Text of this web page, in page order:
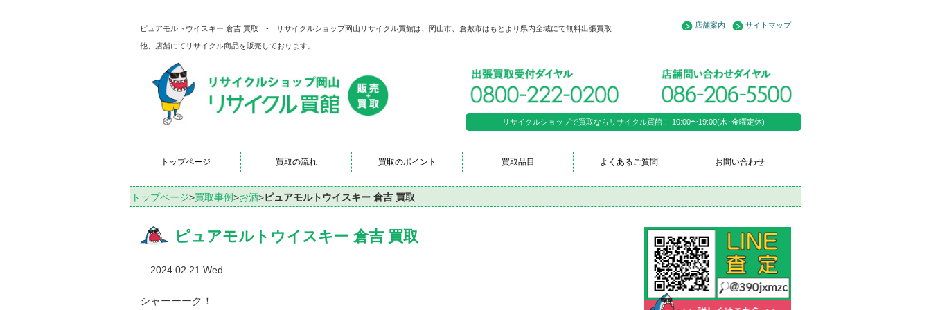
ピュアモルトウイスキー 倉吉 買取 - リサイクルショップ岡山リサイクル買館は、岡山市、倉敷市はもとより県内全域にて無料出張買取
他、店舗にてリサイクル商品を販売しております。
店舗案内 サイトマップ
リサイクルショップで買取ならリサイクル買館！ 10:00〜19:00(木･金曜定休)
トップページ 買取の流れ 買取のポイント 買取品目 よくあるご質問 お問い合わせ
トップページ>買取事例>お酒>ピュアモルトウイスキー 倉吉 買取
ピュアモルトウイスキー 倉吉 買取
2024.02.21 Wed
シャーーーク！